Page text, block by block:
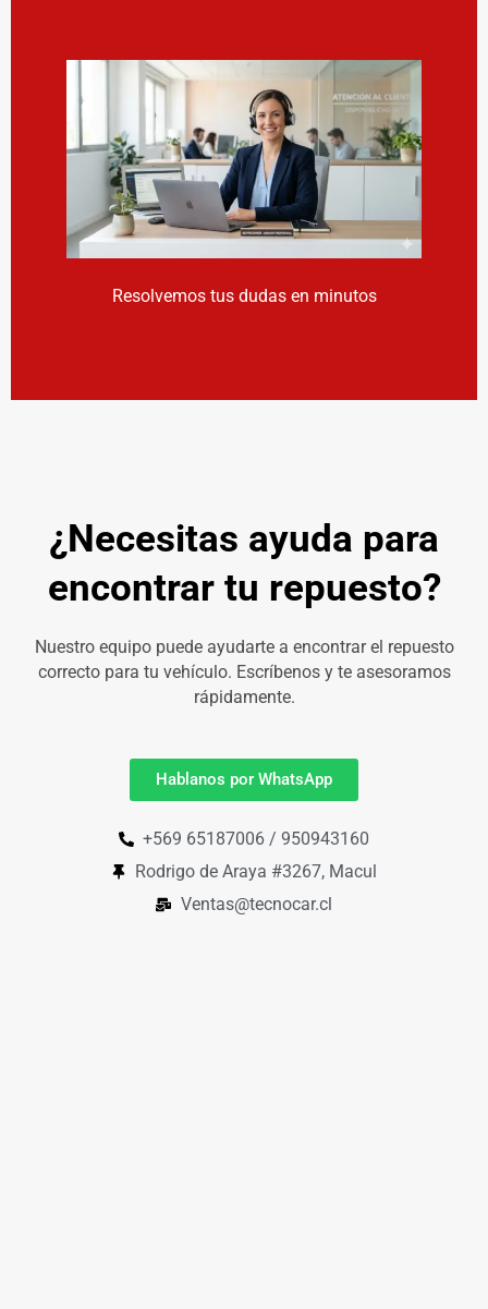
Resolvemos tus dudas en minutos
¿Necesitas ayuda para
encontrar tu repuesto?
Nuestro equipo puede ayudarte a encontrar el repuesto
correcto para tu vehículo. Escríbenos y te asesoramos
rápidamente.
Hablanos por WhatsApp
+569 65187006 / 950943160
Rodrigo de Araya #3267, Macul
Ventas@tecnocar.cl